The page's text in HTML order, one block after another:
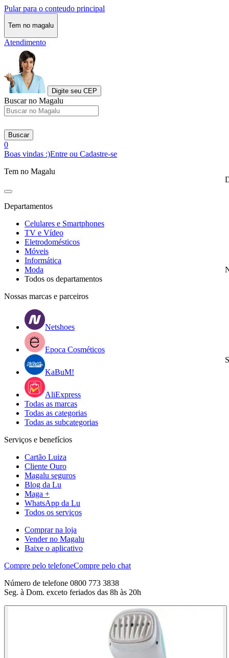
Pular para o conteudo principal
Tem no magalu
Atendimento
Digite seu CEP
Buscar no Magalu
Buscar
0
Boas vindas :)Entre ou Cadastre-se
Tem no Magalu
Departamentos
Celulares e Smartphones
TV e Vídeo
Eletrodomésticos
Móveis
Informática
Moda
Todos os departamentos
Nossas marcas e parceiros
Netshoes
Epoca Cosméticos
KaBuM!
AliExpress
Todas as marcas
Todas as categorias
Todas as subcategorias
Serviços e benefícios
Cartão Luiza
Cliente Ouro
Magalu seguros
Blog da Lu
Maga +
WhatsApp da Lu
Todos os serviços
Comprar na loja
Vender no Magalu
Baixe o aplicativo
Compre pelo telefoneCompre pelo chat
Número de telefone 0800 773 3838
Seg. à Dom. exceto feriados das 8h às 20h